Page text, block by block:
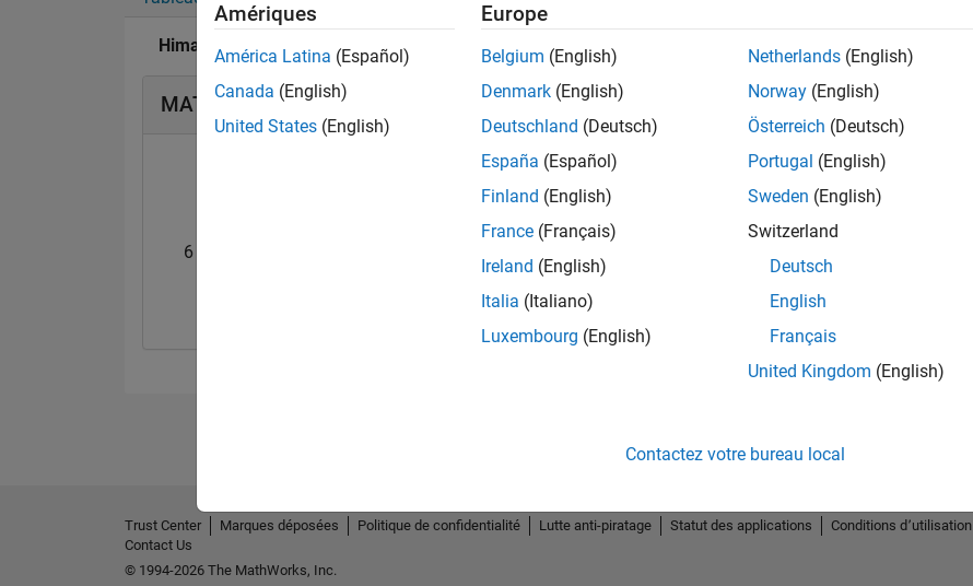
Himanshu's Badges
MATLAB Answers Badges
6 Month Streak
10 Aug 2023
Amériques
América Latina (Español)
Canada (English)
United States (English)
Europe
Belgium (English)
Denmark (English)
Deutschland (Deutsch)
España (Español)
Finland (English)
France (Français)
Ireland (English)
Italia (Italiano)
Luxembourg (English)
Netherlands (English)
Norway (English)
Österreich (Deutsch)
Portugal (English)
Sweden (English)
Switzerland
Deutsch
English
Français
United Kingdom (English)
Contactez votre bureau local
Trust Center Marques déposées Politique de confidentialité Lutte anti-piratage Statut des applications
Conditions d՚utilisation
Contact Us
© 1994-2026 The MathWorks, Inc.